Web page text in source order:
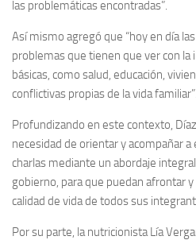
las problemáticas encontradas”.
Así mismo agregó que “hoy en día
problemas que tienen que ver con la
básicas, como salud, educación,
conflictivas propias de la vida familiar”.
Profundizando en este contexto,
necesidad de orientar y acompañar
charlas mediante un abordaje
gobierno, para que puedan afrontar
calidad de vida de todos sus
Por su parte, la nutricionista Lía